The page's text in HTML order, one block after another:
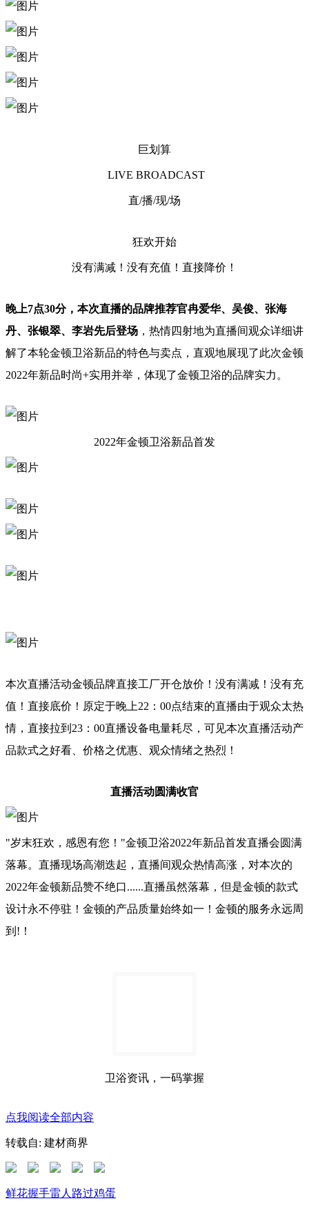
巨划算
LIVE BROADCAST
直/播/现/场
狂欢开始
没有满减！没有充值！直接降价！
晚上7点30分，本次直播的品牌推荐官冉爱华、吴俊、张海
丹、张银翠、李岩先后登场 ，热情四射地为直播间观众详细讲
解了本轮金顿卫浴新品的特色与卖点，直观地展现了此次金顿
2022年新品时尚+实用并举，体现了金顿卫浴的品牌实力。
2022年金顿卫浴新品首发
本次直播活动金顿品牌直接工厂开仓放价！没有满减！没有充
值！直接底价！原定于晚上22：00点结束的直播由于观众太热
情，直接拉到23：00直播设备电量耗尽，可见本次直播活动产
品款式之好看、价格之优惠、观众情绪之热烈！
直播活动圆满收官
"岁末狂欢，感恩有您！"金顿卫浴2022年新品首发直播会圆满
落幕。直播现场高潮迭起，直播间观众热情高涨，对本次的
2022年金顿新品赞不绝口......直播虽然落幕，但是金顿的款式
设计永不停驻！金顿的产品质量始终如一！金顿的服务永远周
到!！
卫浴资讯，一码掌握
点我阅读全部内容
转载自: 建材商界
鲜花握手雷人 路过鸡蛋